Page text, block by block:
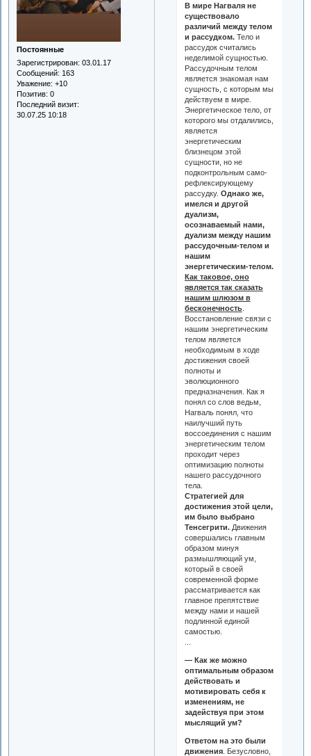
Постоянные
Зарегистрирован: 03.01.17
Сообщений: 163
Уважение: +10
Позитив: 0
Последний визит:
30.07.25 10:18
В мире Нагваля не
существовало
различий между телом
и рассудком. Тело и
рассудок считались
неделимой сущностью.
Рассудочным телом
является знакомая нам
сущность, с которым мы
действуем в мире.
Энергетическое тело, от
которого мы отдалились,
является
энергетическим
близнецом этой
сущности, но не
подконтрольным само-
рефлексирующему
рассудку. Однако же,
имелся и другой
дуализм,
осознаваемый нами,
дуализм между нашим
рассудочным-телом и
нашим
энергетическим-телом.
Как таковое, оно
является так сказать
нашим шлюзом в
бесконечность.
Восстановление связи с
нашим энергетическим
телом является
необходимым в ходе
достижения своей
полноты и
эволюционного
предназначения. Как я
понял со слов ведьм,
Нагваль понял, что
наилучший путь
воссоединения с нашим
энергетическим телом
проходит через
оптимизацию полноты
нашего рассудочного
тела.
Стратегией для
достижения этой цели,
им было выбрано
Тенсегрити. Движения
совершались главным
образом минуя
размышляющий ум,
который в своей
современной форме
рассматривается как
главное препятствие
между нами и нашей
подлинной единой
самостью.
— Как же можно
оптимальным образом
действовать и
мотивировать себя к
изменениям, не
задействуя при этом
мыслящий ум?
Ответом на это были
движения. Безусловно,